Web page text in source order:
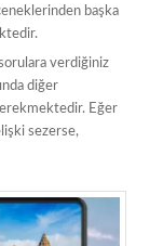
başka
verdiğiniz
diğer
Eğer
sezerse,